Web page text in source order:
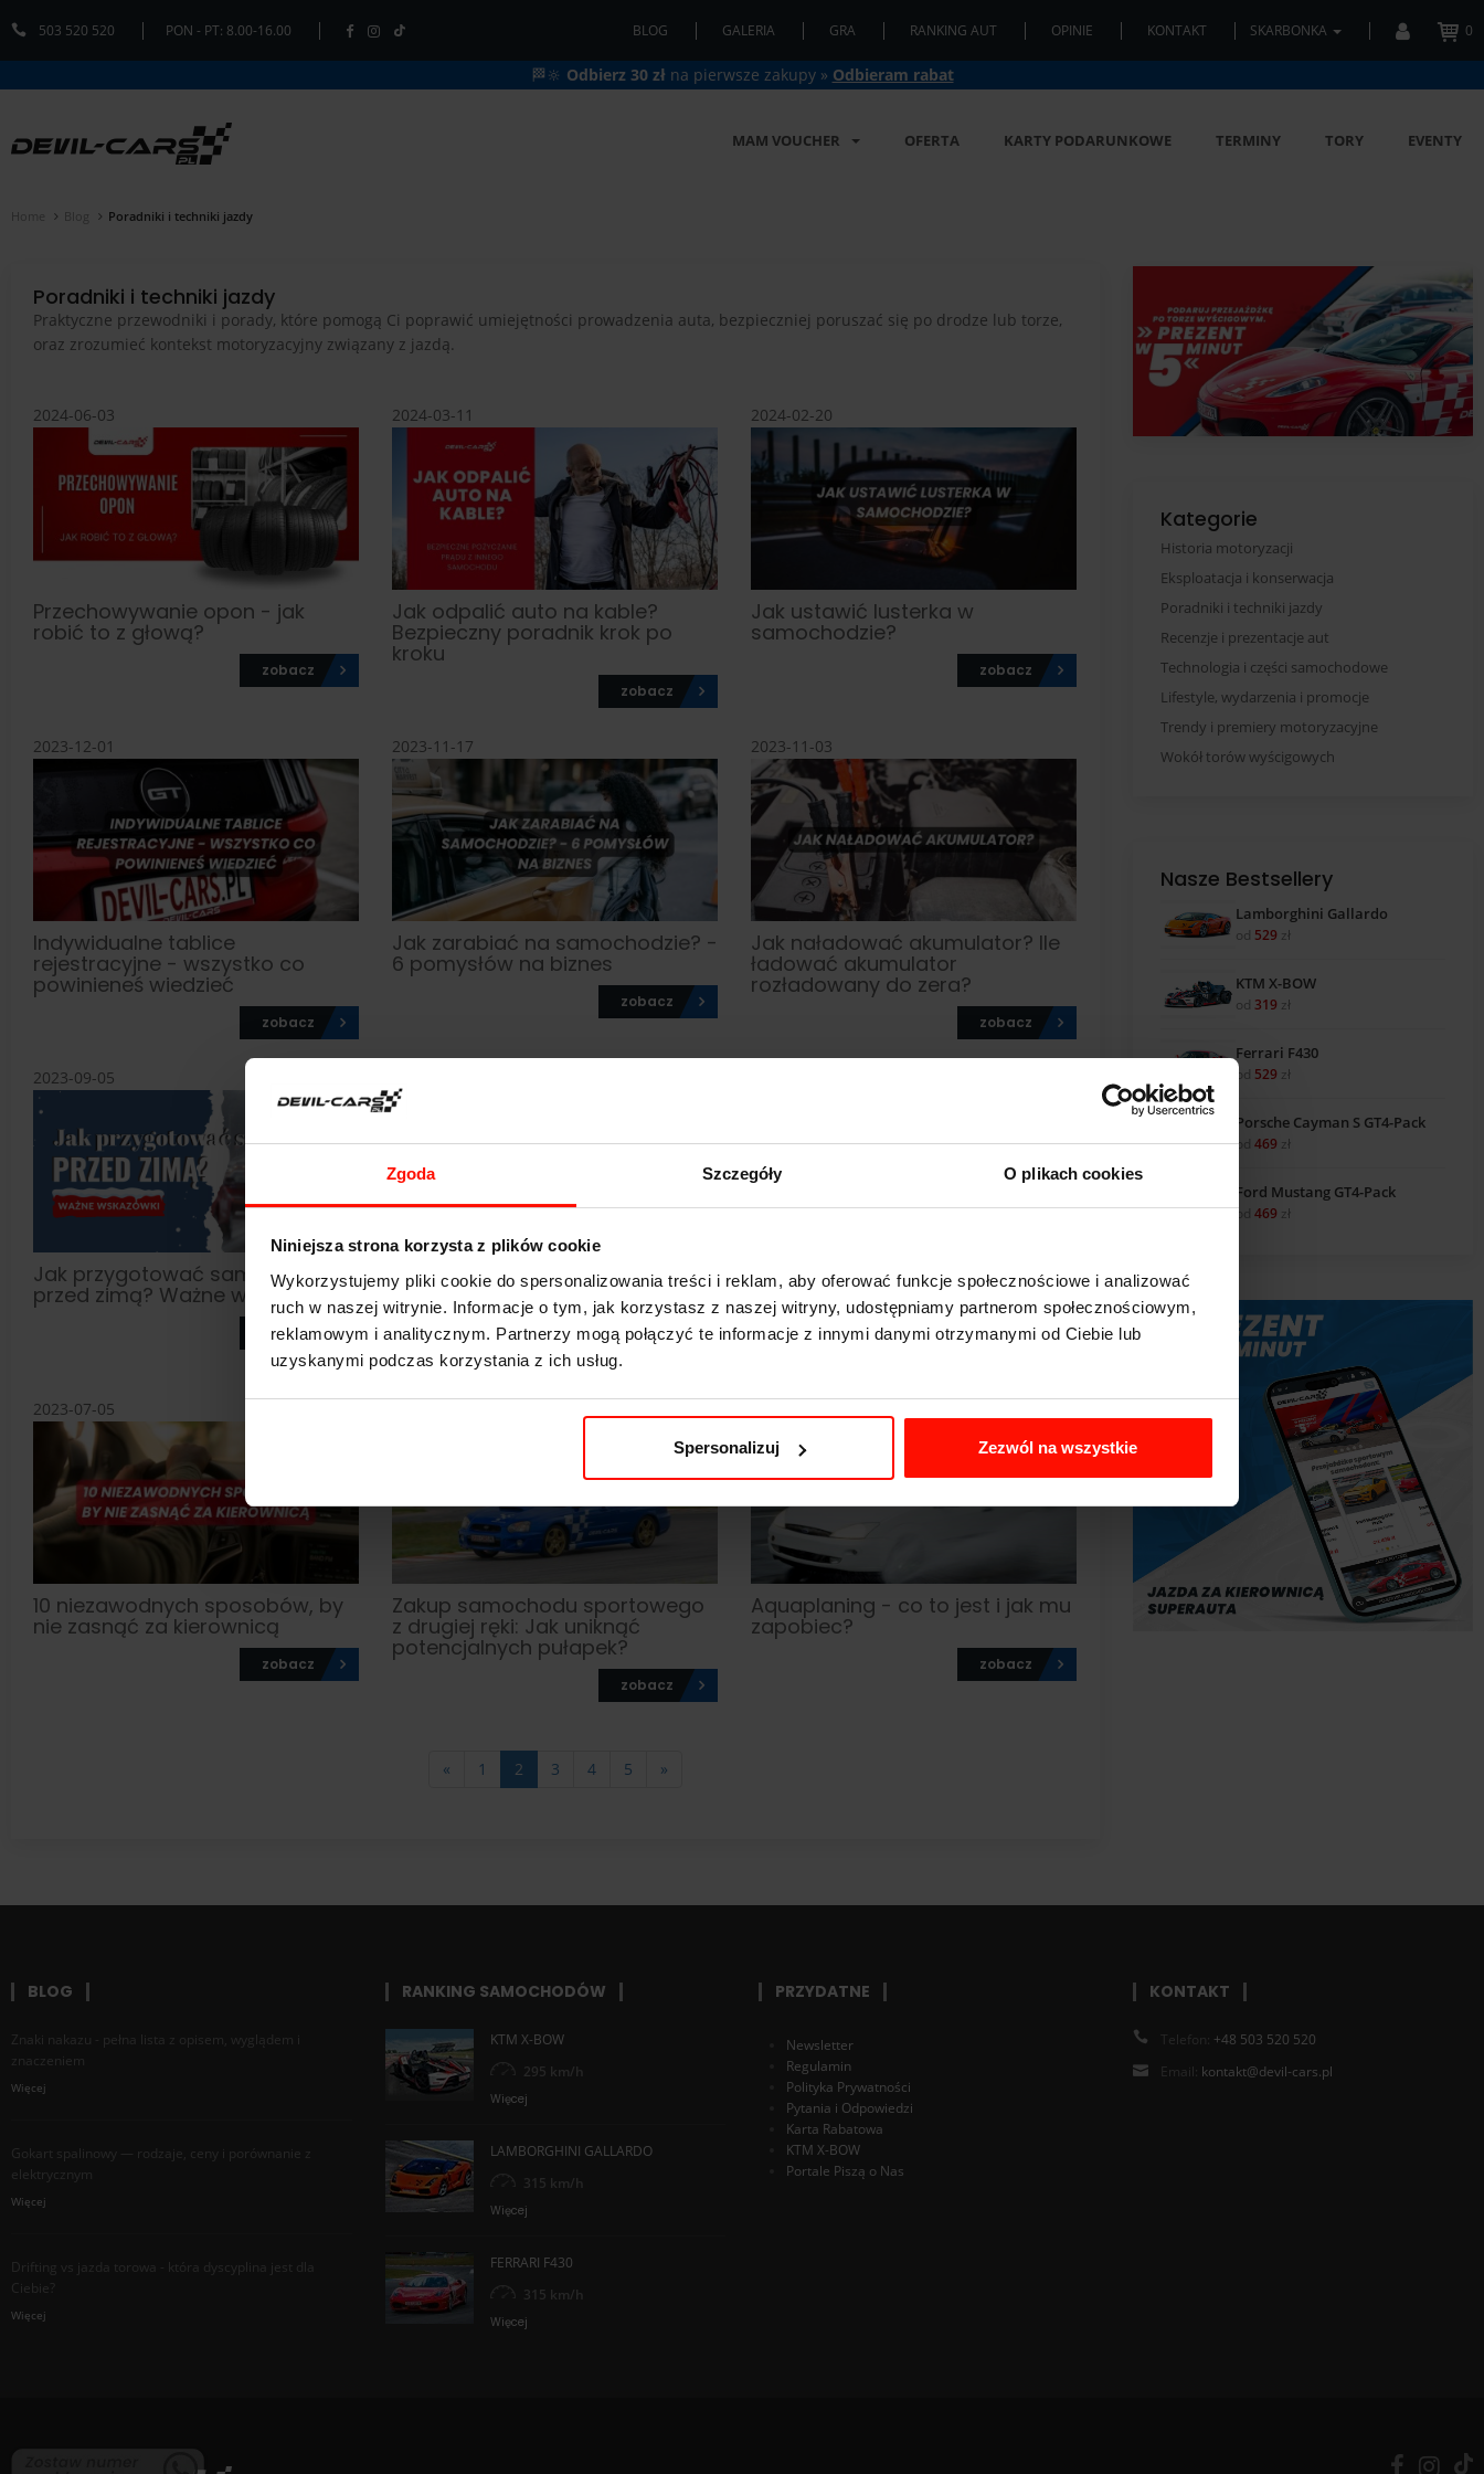
Zgoda Szczegóły O plikach cookies
Niniejsza strona korzysta z plików cookie
Wykorzystujemy pliki cookie do spersonalizowania treści i reklam, aby oferować funkcje społecznościowe i analizować
ruch w naszej witrynie. Informacje o tym, jak korzystasz z naszej witryny, udostępniamy partnerom społecznościowym,
reklamowym i analitycznym. Partnerzy mogą połączyć te informacje z innymi danymi otrzymanymi od Ciebie lub
uzyskanymi podczas korzystania z ich usług.
Spersonalizuj Zezwól na wszystkie
503 520 520 PON - PT: 8.00-16.00 BLOG GALERIA GRA RANKING AUT OPINIE KONTAKT SKARBONKA 0
🏁🔆 Odbierz 30 zł na pierwsze zakupy » Odbieram rabat
MAM VOUCHER OFERTA KARTY PODARUNKOWE TERMINY TORY EVENTY
Home Blog Poradniki i techniki jazdy
Poradniki i techniki jazdy
Praktyczne przewodniki i porady, które pomogą Ci poprawić umiejętności prowadzenia auta, bezpieczniej poruszać się po drodze lub torze,
oraz zrozumieć kontekst motoryzacyjny związany z jazdą.
2024-06-03
Przechowywanie opon - jak
robić to z głową?
zobacz
2024-03-11
Jak odpalić auto na kable?
Bezpieczny poradnik krok po
kroku
zobacz
2024-02-20
Jak ustawić lusterka w
samochodzie?
zobacz
2023-12-01
Indywidualne tablice
rejestracyjne - wszystko co
powinieneś wiedzieć
zobacz
2023-11-17
Jak zarabiać na samochodzie? -
6 pomysłów na biznes
zobacz
2023-11-03
Jak naładować akumulator? Ile
ładować akumulator
rozładowany do zera?
zobacz
2023-09-05
Jak przygotować samochód
przed zimą? Ważne wskazówki
zobacz
Najlepsze kombi segmentu C dla
rodziny - jakie auto wybrać?
zobacz
Ciemność opanowana!
Sprawdź, jak jeździć
samochodem nocą
2023-07-05
10 niezawodnych sposobów, by
nie zasnąć za kierownicą
zobacz
Zakup samochodu sportowego
z drugiej ręki: Jak uniknąć
potencjalnych pułapek?
zobacz
Aquaplaning - co to jest i jak mu
zapobiec?
zobacz
« 1 2 3 4 5 »
Kategorie
Historia motoryzacji
Eksploatacja i konserwacja
Poradniki i techniki jazdy
Recenzje i prezentacje aut
Technologia i części samochodowe
Lifestyle, wydarzenia i promocje
Trendy i premiery motoryzacyjne
Wokół torów wyścigowych
Nasze Bestsellery
Lamborghini Gallardo
od 529 zł
KTM X-BOW
od 319 zł
Ferrari F430
od 529 zł
Porsche Cayman S GT4-Pack
od 469 zł
Ford Mustang GT4-Pack
od 469 zł
BLOG
Znaki nakazu - pełna lista z opisem, wyglądem i
znaczeniem
Więcej
Gokart spalinowy — rodzaje, ceny i porównanie z
elektrycznym
Więcej
Drifting vs jazda torowa - która dyscyplina jest dla
Ciebie?
Więcej
RANKING SAMOCHODÓW
KTM X-BOW
295 km/h
Więcej
LAMBORGHINI GALLARDO
315 km/h
Więcej
FERRARI F430
315 km/h
Więcej
PRZYDATNE
Newsletter
Regulamin
Polityka Prywatności
Pytania i Odpowiedzi
Karta Rabatowa
KTM X-BOW
Portale Piszą o Nas
KONTAKT
Telefon: +48 503 520 520
Email: kontakt@devil-cars.pl